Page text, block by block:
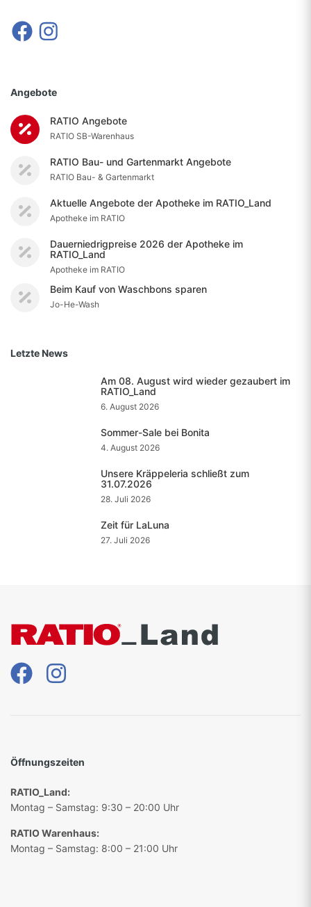
Angebote
RATIO Angebote
RATIO SB-Warenhaus
RATIO Bau- und Gartenmarkt Angebote
RATIO Bau- & Gartenmarkt
Aktuelle Angebote der Apotheke im RATIO_Land
Apotheke im RATIO
Dauerniedrigpreise 2026 der Apotheke im
RATIO_Land
Apotheke im RATIO
Beim Kauf von Waschbons sparen
Jo-He-Wash
Letzte News
Am 08. August wird wieder gezaubert im
RATIO_Land
6. August 2026
Sommer-Sale bei Bonita
4. August 2026
Unsere Kräppeleria schließt zum
31.07.2026
28. Juli 2026
Zeit für LaLuna
27. Juli 2026
Öffnungszeiten
RATIO_Land:
Montag – Samstag: 9:30 – 20:00 Uhr
RATIO Warenhaus:
Montag – Samstag: 8:00 – 21:00 Uhr